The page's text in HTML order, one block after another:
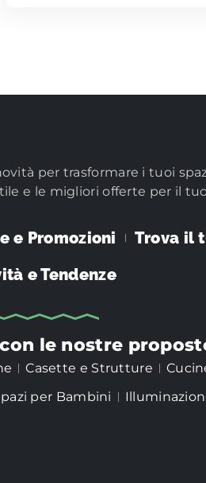
per trasformare i tuoi
e le migliori offerte per il
e Promozioni
Trova il
e Tendenze
le nostre
Casette e Strutture
per Bambini